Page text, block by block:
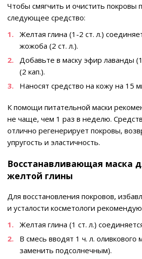
Чтобы смягчить и очистить покровы
следующее средство:
Желтая глина (1-2 ст. л.)
жожоба (2 ст. л.).
Добавьте в маску эфир лаванды
(2 кап.).
Наносят средство на кожу на 15
К помощи питательной маски
не чаще, чем 1 раз в неделю.
отлично регенерирует покровы,
упругость и эластичность.
Восстанавливающая маска
желтой глины
Для восстановления покровов,
и усталости косметологи
Желтая глина (1 ст. л.)
В смесь вводят 1 ч. л. оливкового
заменить подсолнечным).